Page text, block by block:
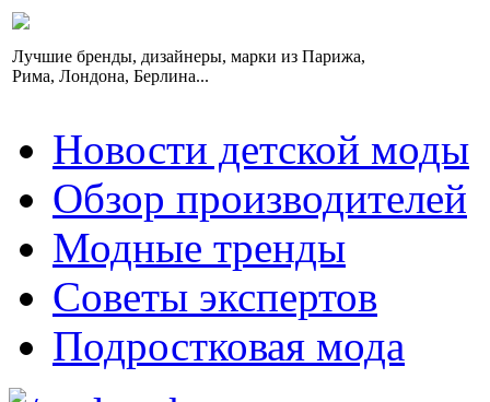
Лучшие бренды, дизайнеры, марки из Парижа,
Рима, Лондона, Берлина...
Новости детской моды
Обзор производителей
Модные тренды
Советы экспертов
Подростковая мода